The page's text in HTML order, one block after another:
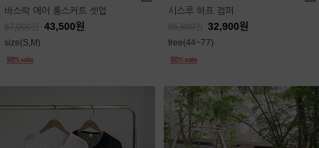
바스락 에어 롱스커트 셋업
87,000 43,500원
size(S,M)
시스루 하프 점퍼
65,800 32,900원
free(44~77)